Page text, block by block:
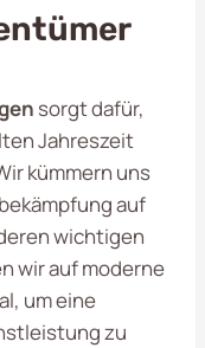
sorgt dafür,
Jahreszeit
kümmern uns
auf
wichtigen
wir auf moderne
um eine
zu